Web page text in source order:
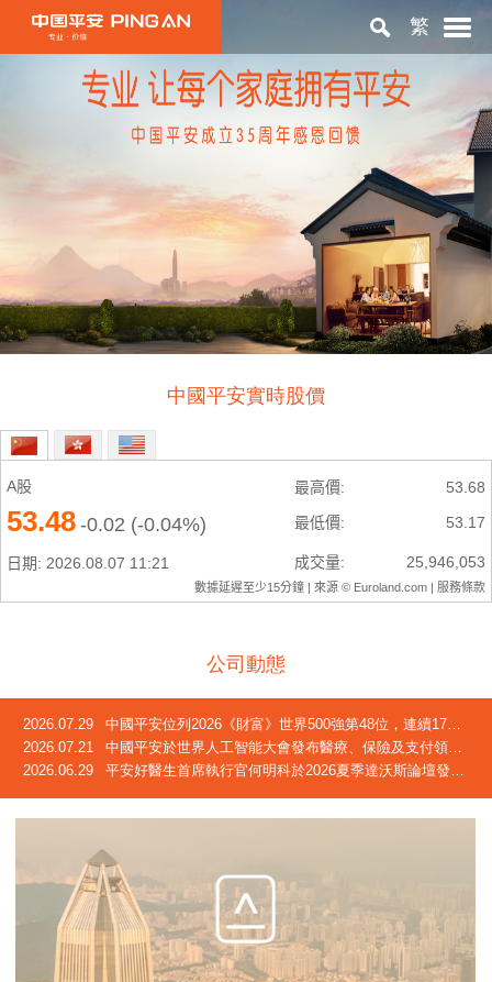
繁
中國平安實時股價
公司動態
2026.07.29
中國平安位列2026《財富》世界500強第48位，連續17年躋身榜單
2026.07.21
中國平安於世界人工智能大會發布醫療、保險及支付領域創新成果
2026.06.29
平安好醫生首席執行官何明科於2026夏季達沃斯論壇發言：中國正迎來「屬於自己的長壽時代」
關於平安
投資者關係
ESG